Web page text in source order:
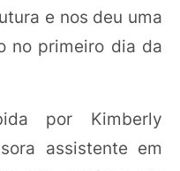
e nos deu uma
no primeiro dia da
por Kimberly
assistente em